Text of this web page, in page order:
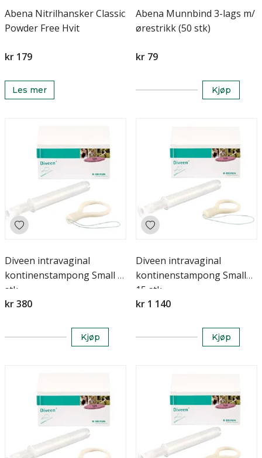
Abena Nitrilhansker Classic
Powder Free Hvit
kr 179
Les mer
Abena Munnbind 3-lags m/
ørestrikk (50 stk)
kr 79
Kjøp
Diveen intravaginal
kontinenstampong Small 5
stk
kr 380
Kjøp
Diveen intravaginal
kontinenstampong Small
15 stk
kr 1 140
Kjøp